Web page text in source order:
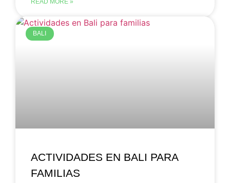
READ MORE »
BALI
ACTIVIDADES EN BALI PARA
FAMILIAS